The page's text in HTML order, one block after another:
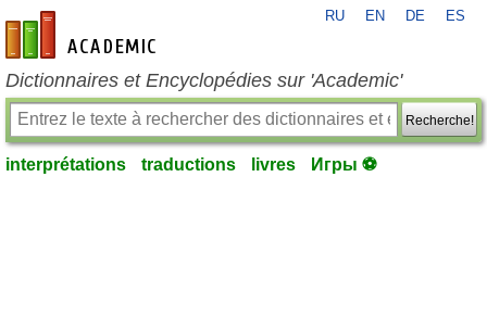
fr-academic.com
RU EN DE ES
Dictionnaires et Encyclopédies sur 'Academic'
Recherche!
interprétations traductions livres Игры ⚽